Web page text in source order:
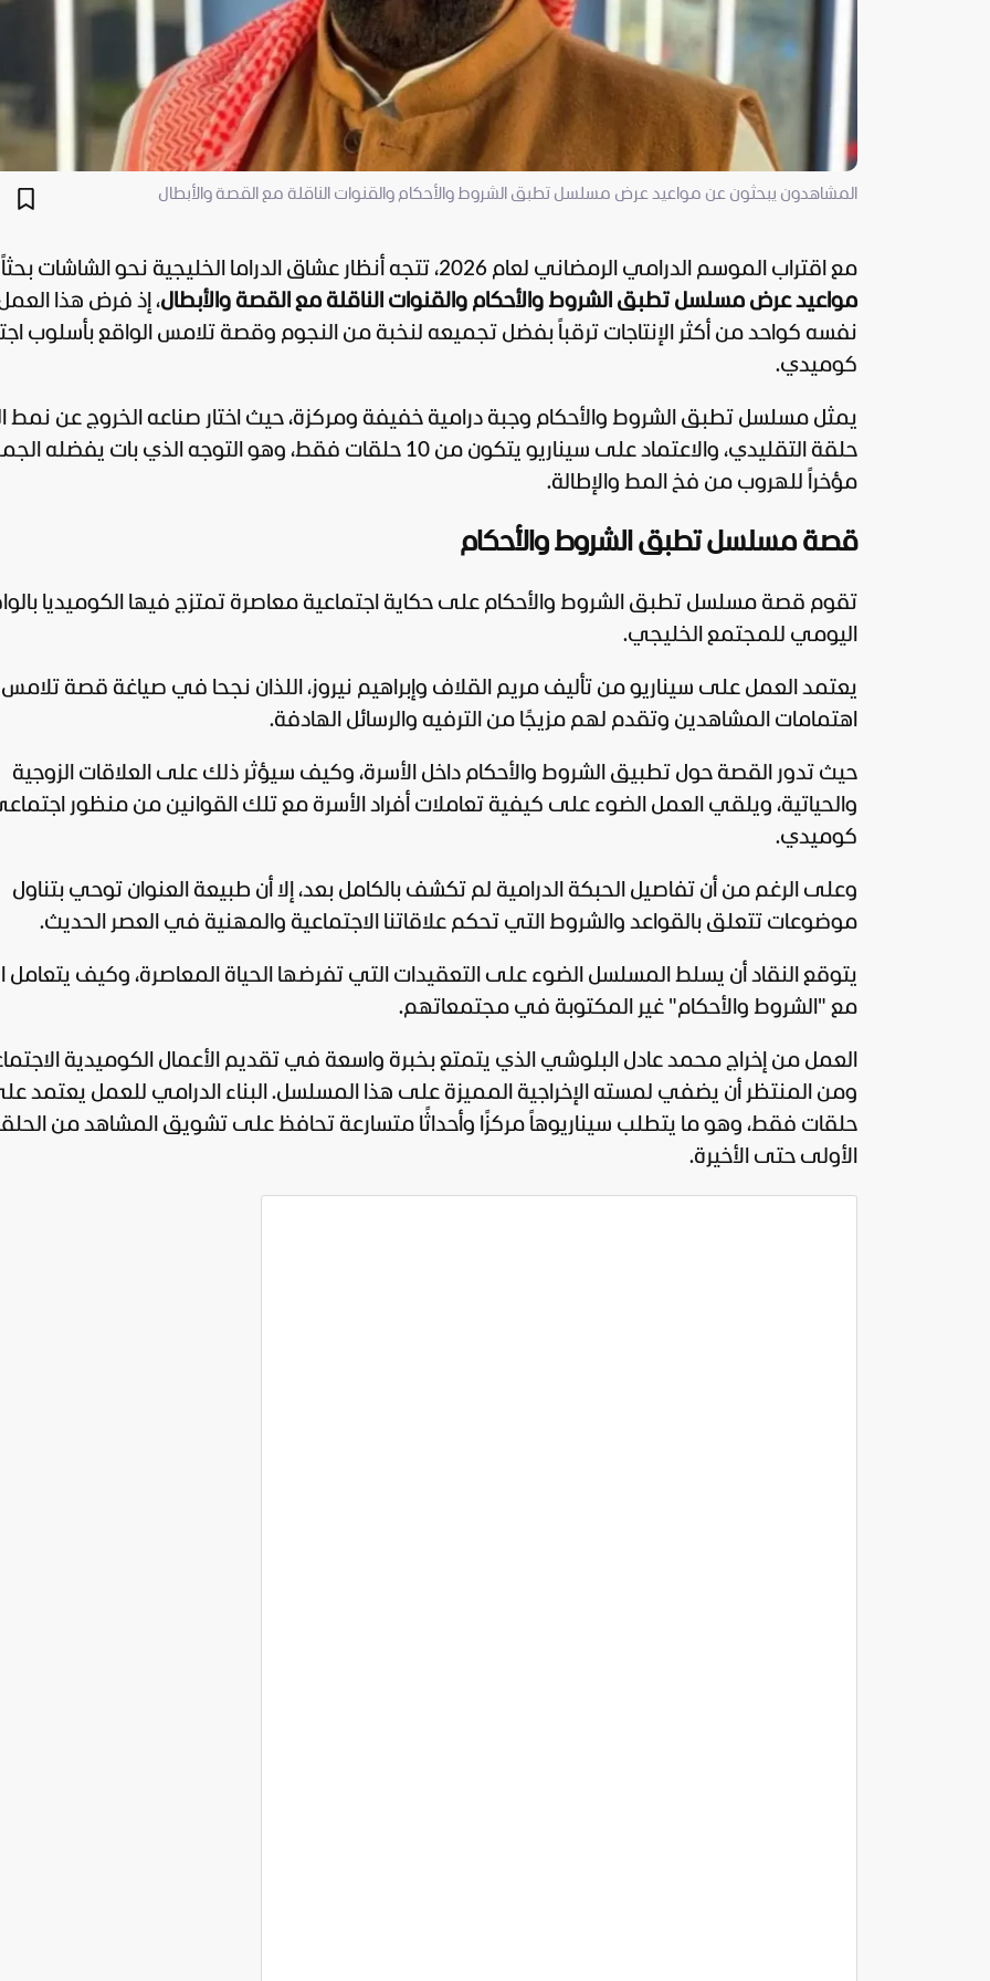
المشاهدون يبحثون عن مواعيد عرض مسلسل تطبق الشروط والأحكام والقنوات الناقلة مع القصة والأبطال
مع اقتراب الموسم الدرامي الرمضاني لعام 2026، تتجه أنظار عشاق الدراما الخليجية نحو الشاشات بحثاً عن
مواعيد عرض مسلسل تطبق الشروط والأحكام والقنوات الناقلة مع القصة والأبطال، إذ فرض هذا
نفسه كواحد من أكثر الإنتاجات ترقباً بفضل تجميعه لنخبة من النجوم وقصة تلامس الواقع بأسلوب
كوميدي.
يمثل مسلسل تطبق الشروط والأحكام وجبة درامية خفيفة ومركزة، حيث اختار صناعه الخروج عن نمط
حلقة التقليدي، والاعتماد على سيناريو يتكون من 10 حلقات فقط، وهو التوجه الذي بات يفضله
مؤخراً للهروب من فخ المط والإطالة.
قصة مسلسل تطبق الشروط والأحكام
تقوم قصة مسلسل تطبق الشروط والأحكام على حكاية اجتماعية معاصرة تمتزج فيها الكوميديا
اليومي للمجتمع الخليجي.
يعتمد العمل على سيناريو من تأليف مريم القلاف وإبراهيم نيروز، اللذان نجحا في صياغة قصة تلامس
اهتمامات المشاهدين وتقدم لهم مزيجًا من الترفيه والرسائل الهادفة.
حيث تدور القصة حول تطبيق الشروط والأحكام داخل الأسرة، وكيف سيؤثر ذلك على العلاقات الزوجية
والحياتية، ويلقي العمل الضوء على كيفية تعاملات أفراد الأسرة مع تلك القوانين من منظور
كوميدي.
وعلى الرغم من أن تفاصيل الحبكة الدرامية لم تكشف بالكامل بعد، إلا أن طبيعة العنوان توحي بتناول
موضوعات تتعلق بالقواعد والشروط التي تحكم علاقاتنا الاجتماعية والمهنية في العصر الحديث.
يتوقع النقاد أن يسلط المسلسل الضوء على التعقيدات التي تفرضها الحياة المعاصرة، وكيف يتعامل
مع "الشروط والأحكام" غير المكتوبة في مجتمعاتهم.
العمل من إخراج محمد عادل البلوشي الذي يتمتع بخبرة واسعة في تقديم الأعمال الكوميدية
حلقات فقط، وهو ما يتطلب سيناريوهاً مركزًا وأحداثًا متسارعة تحافظ على تشويق المشاهد من
الأولى حتى الأخيرة.